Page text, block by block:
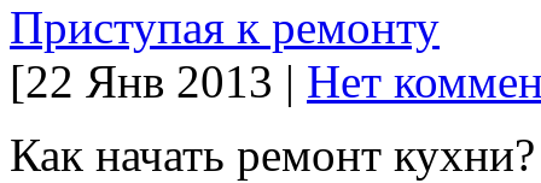
Приступая к ремонту
[22 Янв 2013 | Нет
Как начать ремонт кухни?